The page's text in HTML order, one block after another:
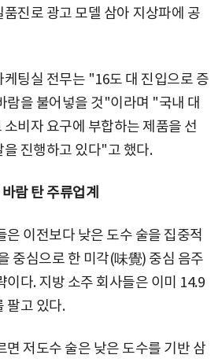
진로 광고 모델 삼아 지상파에 공
팅실 전무는 "16도 대 진입으로 증
람을 불어넣을 것"이라며 "국내 대
비자 요구에 부합하는 제품을 선
진행하고 있다"고 했다.
람 탄 주류업계
은 이전보다 낮은 도수 술을 집중적
중심으로 한 미각(味覺) 중심 음주
이다. 지방 소주 회사들은 이미 14.9
팔고 있다.
면 저도수 술은 낮은 도수를 기반 삼